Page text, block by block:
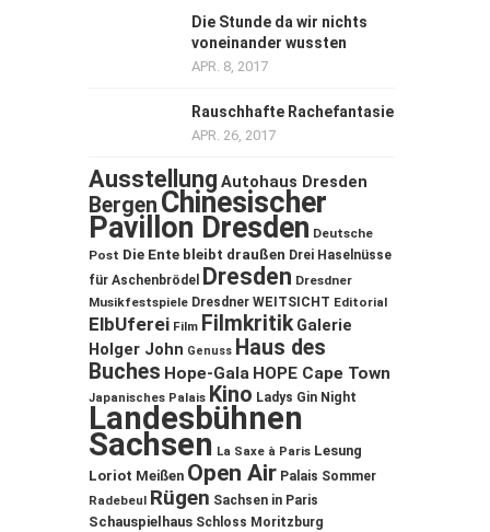
Die Stunde da wir nichts
voneinander wussten
APR. 8, 2017
Rauschhafte Rachefantasie
APR. 26, 2017
Ausstellung Autohaus Dresden
Bergen Chinesischer
Pavillon Dresden Deutsche
Post Die Ente bleibt draußen Drei Haselnüsse
für Aschenbrödel
Dresden Dresdner
Musikfestspiele Dresdner WEITSICHT Editorial
ElbUferei Film Filmkritik Galerie
Holger John Genuss Haus des
Buches Hope-Gala HOPE Cape Town
Japanisches Palais Kino Ladys Gin Night
Landesbühnen
Sachsen La Saxe à Paris Lesung
Loriot Meißen Open Air Palais Sommer
Radebeul Rügen Sachsen in Paris
Schauspielhaus Schloss Moritzburg